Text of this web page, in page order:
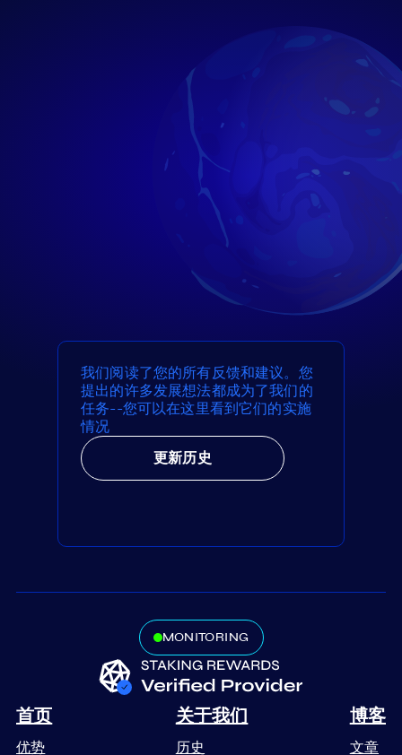
我们阅读了您的所有反馈和建议。您
提出的许多发展想法都成为了我们的
任务--您可以在这里看到它们的实施
情况
更新历史
MONITORING
首页
优势
关于我们
历史
博客
文章